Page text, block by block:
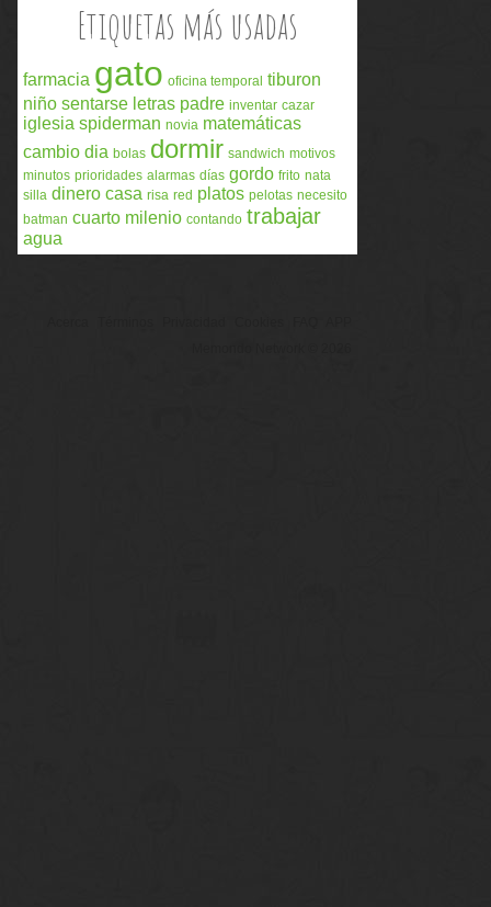
Etiquetas más usadas
farmacia gato oficina temporal tiburon
niño sentarse letras padre inventar cazar
iglesia spiderman novia matemáticas
cambio dia bolas dormir sandwich motivos
minutos prioridades alarmas días gordo frito nata
silla dinero casa risa red platos pelotas necesito
batman cuarto milenio contando trabajar
agua